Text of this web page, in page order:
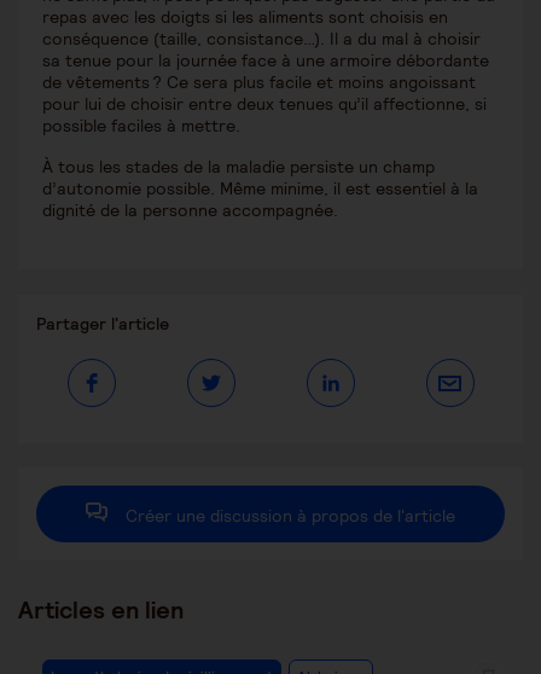
repas avec les doigts si les aliments sont choisis en
conséquence (taille, consistance…). Il a du mal à choisir
sa tenue pour la journée face à une armoire débordante
de vêtements ? Ce sera plus facile et moins angoissant
pour lui de choisir entre deux tenues qu’il affectionne, si
possible faciles à mettre.
À tous les stades de la maladie persiste un champ
d’autonomie possible. Même minime, il est essentiel à la
dignité de la personne accompagnée.
Partager l'articlePartager
contenu
Ouvrir
dans
Ouvrir
dans
Ouvrir
dans
Créer une discussion à propos de l'article
Articles en lien